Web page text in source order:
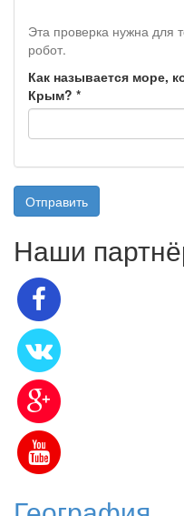
Эта проверка нужна для
робот.
Как называется море,
Крым? *
Отправить
Наши